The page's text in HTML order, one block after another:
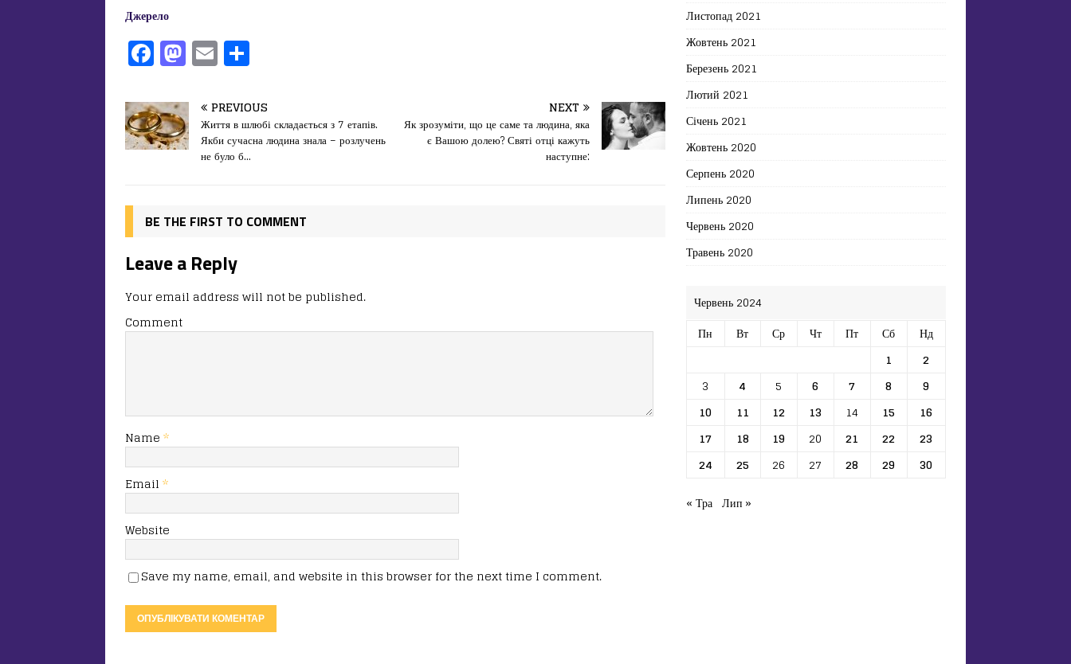
Джерело
F
a
c
e
b
o
k
M
a
st
o
d
n
E
m
ai
l
іл
и
т
я
PREVIOUS
Життя в шлюбі складається з 7 етапів.
Якби сучасна людина знала – розлучень
не було б…
NEXT
Як зрозуміти, що це саме та людина, яка
є Вашою долею? Святі отці кажуть
наступне:
BE THE FIRST TO COMMENT
Leave a Reply
Your email address will not be published.
Comment
Name *
Email *
Website
Save my name, email, and website in this browser for the next time I comment.
Листопад 2021
Жовтень 2021
Березень 2021
Лютий 2021
Січень 2021
Жовтень 2020
Серпень 2020
Липень 2020
Червень 2020
Травень 2020
Червень 2024
Пн
Вт Ср Чт Пт Сб
Нд
1
2
3
4 5 6 7 8
9
10
11 12 13 14 15
16
17
18 19 20 21 22
23
24
25 26 27 28 29
30
« Тра Лип »